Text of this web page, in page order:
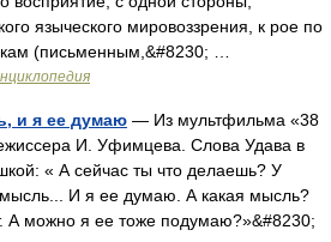
языческого мировоззрения, к рое по
(письменным,&#8230; …
и я ее думаю — Из мультфильма «38
И. Уфимцева. Слова Удава в
« А сейчас ты что делаешь? У
И я ее думаю. А какая мысль?
А можно я ее тоже подумаю?»&#8230;